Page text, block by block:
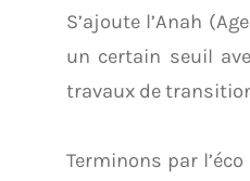
S’ajoute l’Anah
un certain seuil
travaux de
Terminons par